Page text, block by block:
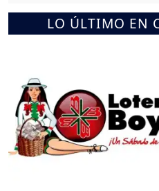
LO ÚLTIMO EN